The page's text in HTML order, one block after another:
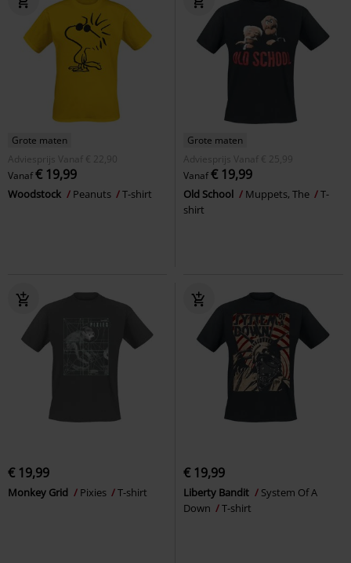
Grote maten
Adviesprijs
Vanaf € 22,90
Vanaf€ 19,99
Woodstock Peanuts T-shirt
Grote maten
Adviesprijs
Vanaf € 25,99
Vanaf€ 19,99
Old School Muppets, The
T-
shirt
€ 19,99
Monkey Grid Pixies T-shirt
€ 19,99
Liberty Bandit
System Of A
Down
T-shirt